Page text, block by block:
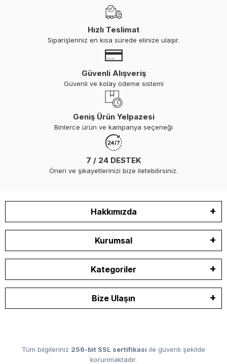
Hızlı Teslimat
Siparişleriniz en kısa sürede elinize ulaşır.
Güvenli Alışveriş
Güvenli ve kolay ödeme sistemi
Geniş Ürün Yelpazesi
Binlerce ürün ve kampanya seçeneği
7 / 24 DESTEK
Öneri ve şikayetlerinizi bize iletebilirsiniz.
Hakkımızda
Kurumsal
Kategoriler
Bize Ulaşın
Tüm bilgileriniz 256-bit SSL sertifikası ile güvenli şekilde
korunmaktadır.